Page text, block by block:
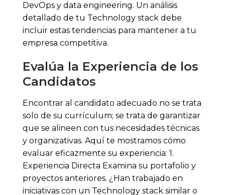
DevOps y data engineering. Un análisis
detallado de tu Technology stack debe
incluir estas tendencias para mantener a tu
empresa competitiva.
Evalúa la Experiencia de los
Candidatos
Encontrar al candidato adecuado no se trata
solo de su currículum; se trata de garantizar
que se alineen con tus necesidades técnicas
y organizativas. Aquí te mostramos cómo
evaluar eficazmente su experiencia: 1.
Experiencia Directa Examina su portafolio y
proyectos anteriores. ¿Han trabajado en
iniciativas con un Technology stack similar o